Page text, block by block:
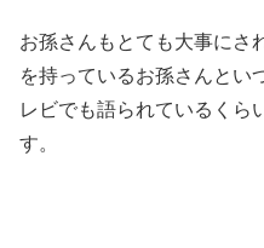
お孫さんもとても大事にさ
を持っているお孫さんとい
レビでも語られているくら
す。